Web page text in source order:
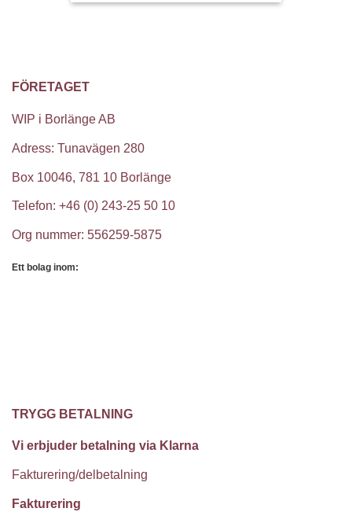
FÖRETAGET
WIP i Borlänge AB
Adress: Tunavägen 280
Box 10046, 781 10 Borlänge
Telefon: +46 (0) 243-25 50 10
Org nummer: 556259-5875
Ett bolag inom:
TRYGG BETALNING
Vi erbjuder betalning via Klarna
Fakturering/delbetalning
Fakturering